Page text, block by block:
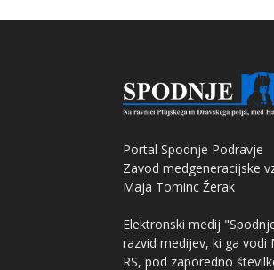
Portal Spodnje Podravje
Zavod medgeneracijske
Maja Tominc Žerak
Elektronski medij
razvid medijev, ki ga vodi
RS, pod zaporedno